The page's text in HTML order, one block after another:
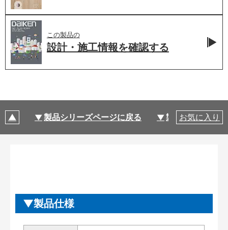
この製品の
設計・施工情報を確認する
製品シリーズページに戻る 製品仕様
お気に入り
製品仕様